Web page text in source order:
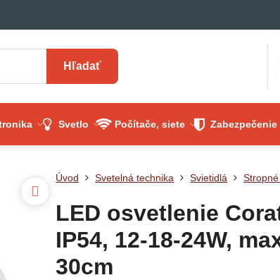
Hľadať
Svetlo Počítače, siete Zabezpečenie
Úvod Svetelná technika Svietidlá
LED osvetlenie
IP54, 12-18-24W,
30cm